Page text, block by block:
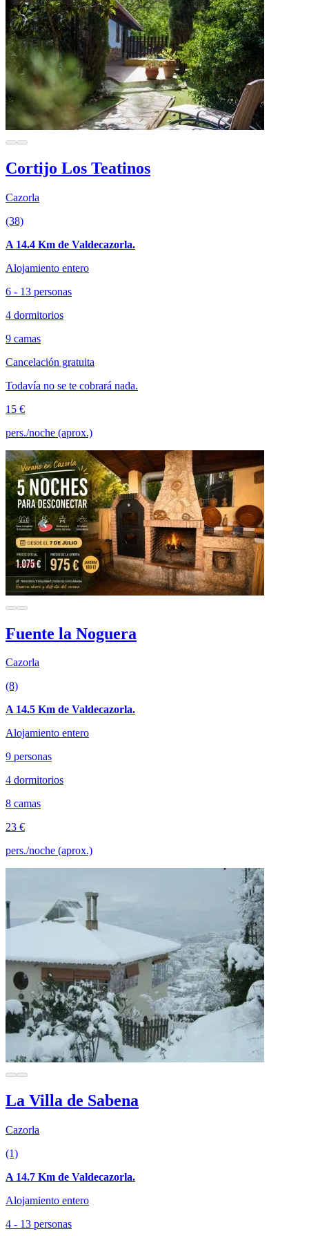
Cortijo Los Teatinos
Cazorla
(38)
A 14.4 Km de Valdecazorla.
Alojamiento entero
6 - 13 personas
4 dormitorios
9 camas
Cancelación gratuita
Todavía no se te cobrará nada.
15 €
pers./noche (aprox.)
Fuente la Noguera
Cazorla
(8)
A 14.5 Km de Valdecazorla.
Alojamiento entero
9 personas
4 dormitorios
8 camas
23 €
pers./noche (aprox.)
La Villa de Sabena
Cazorla
(1)
A 14.7 Km de Valdecazorla.
Alojamiento entero
4 - 13 personas